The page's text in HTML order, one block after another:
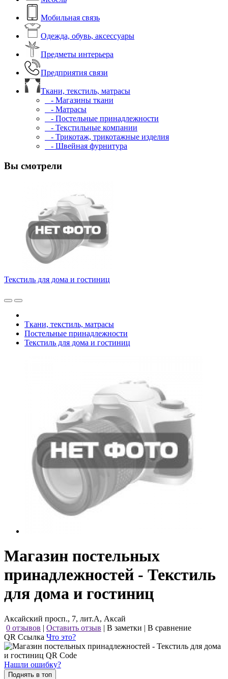
Мобильная связь
Одежда, обувь, аксессуары
Предметы интерьера
Предприятия связи
Ткани, текстиль, матрасы
- Магазины ткани
- Матрасы
- Постельные принадлежности
- Текстильные компании
- Трикотаж, трикотажные изделия
- Швейная фурнитура
Вы смотрели
Текстиль для дома и гостиниц
Ткани, текстиль, матрасы
Постельные принадлежности
Текстиль для дома и гостиниц
Магазин постельных
принадлежностей - Текстиль
для дома и гостиниц
Аксайский просп., 7, лит.А, Аксай
0 отзывов | Оставить отзыв | В заметки | В сравнение
QR Ссылка Что это?
Нашли ошибку?
Поднять в топ